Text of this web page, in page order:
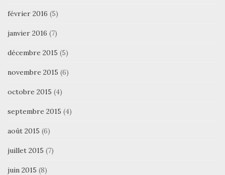
février 2016 (5)
janvier 2016 (7)
décembre 2015 (5)
novembre 2015 (6)
octobre 2015 (4)
septembre 2015 (4)
août 2015 (6)
juillet 2015 (7)
juin 2015 (8)